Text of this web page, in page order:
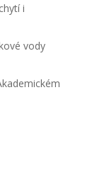
i
vody